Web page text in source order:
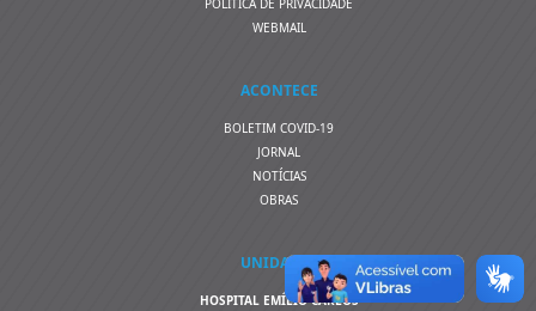
POLÍTICA DE PRIVACIDADE
WEBMAIL
ACONTECE
BOLETIM COVID-19
JORNAL
NOTÍCIAS
OBRAS
UNIDADES
HOSPITAL EMÍLIO CARLOS